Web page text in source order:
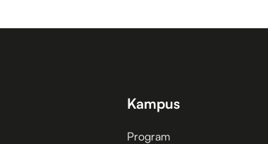
Kampus
Program